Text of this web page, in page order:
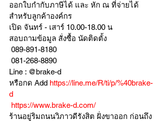
ออกใบกำกับภาษีได้ และ หัก ณ ที่จ่ายได้
สำหรับลูกค้าองค์กร
เปิด จันทร์ - เสาร์ 10.00-18.00 น
สอบถามข้อมูล สั่งซื้อ นัดติดตั้ง
089-891-8180
081-268-8890
Line : @brake-d
หรือกด Add https://line.me/R/ti/p/%40brake-
d
https://www.brake-d.com/
ร้านอยู่ริมถนนวิภาวดีรังสิต ฝั่งขาออก ก่อนถึง